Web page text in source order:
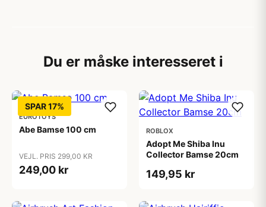
Du er måske interesseret i
SPAR 17%
EUROTOYS
Abe Bamse 100 cm
VEJL. PRIS 299,00 KR
249,00 kr
ROBLOX
Adopt Me Shiba Inu
Collector Bamse 20cm
149,95 kr